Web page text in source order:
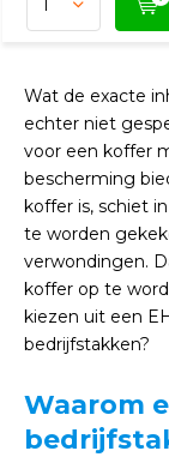
Wat de exacte
echter niet
voor een koffer
bescherming
koffer is, schiet
te worden
verwondingen.
koffer op te
kiezen uit een
bedrijfstakken?
Waarom